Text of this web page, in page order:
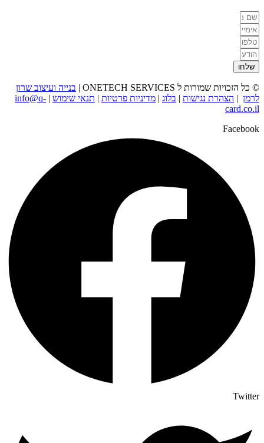
שלחו
© כל הזכויות שמורות ל ONETECH SERVICES |
בנייה ועיצוב שרון
לרמן | הצהרת נגישות | בלוג | מדיניות פרטיות | תנאי שימוש |
info@q-
card.co.il
Facebook
Twitter